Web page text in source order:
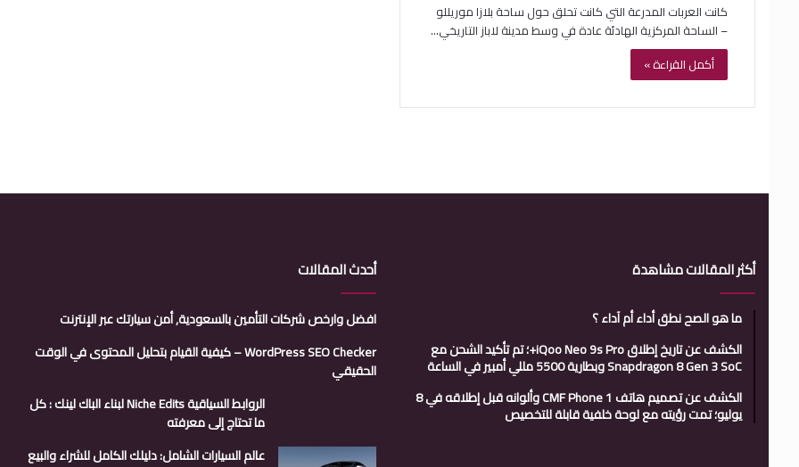
كانت العربات المدرعة التي كانت تحلق حول ساحة بلازا موريللو
– الساحة المركزية الهادئة عادة في وسط مدينة لاباز التاريخي…
أكمل القراءة »
أكثر المقالات مشاهدة
ما هو الصح نطق أداء أم آداء ؟
الكشف عن تاريخ إطلاق iQoo Neo 9s Pro+؛ تم تأكيد الشحن مع
Snapdragon 8 Gen 3 SoC وبطارية 5500 مللي أمبير في الساعة
الكشف عن تصميم هاتف CMF Phone 1 وألوانه قبل إطلاقه في 8
يوليو؛ تمت رؤيته مع لوحة خلفية قابلة للتخصيص
أحدث المقالات
افضل وارخص شركات التأمين بالسعودية, أمن سيارتك عبر الإنترنت
WordPress SEO Checker – كيفية القيام بتحليل المحتوى في الوقت
الحقيقي
الروابط السياقية Niche Edits لبناء الباك لينك : كل
ما تحتاج إلى معرفته
عالم السيارات الشامل: دليلك الكامل للشراء والبيع